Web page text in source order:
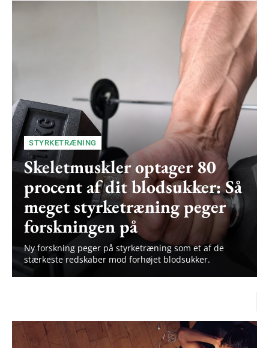
Subscription Plans
Free limited access
STYRKETRÆNING
Skeletmuskler optager 80
procent af dit blodsukker: Så
meget styrketræning peger
forskningen på
Ny forskning peger på styrketræning som et af de
stærkeste redskaber mod forhøjet blodsukker.